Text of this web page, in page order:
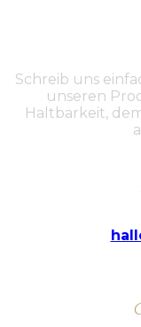
Schreib uns
unseren
Haltbarkeit,